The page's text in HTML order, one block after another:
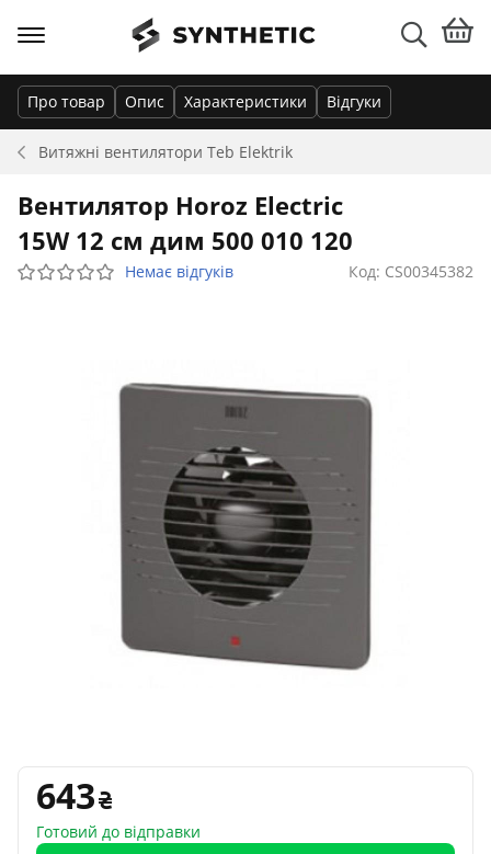
Витяжні вентилятори Teb Elektrik
Про товар Опис Характеристики Відгуки
Вентилятор Horoz Electric
15W 12 см дим 500 010 120
Немає відгуків Код: CS00345382
643
Готовий до відправки